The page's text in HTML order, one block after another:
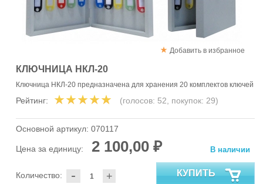
Добавить в избранное
КЛЮЧНИЦА НКЛ-20
Ключница НКЛ-20 предназначена для хранения 20 комплектов ключей
Рейтинг: (голосов: 52, покупок: 29)
Основной артикул: 070117
Цена за единицу: 2 100,00 ₽
- +
Количество:
В наличии
КУПИТЬ